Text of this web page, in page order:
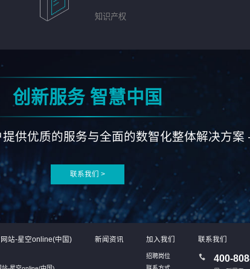
知识产权
创新服务 智慧中国
供优质的服务与全面的数智化整体解决方
联系我们 >
站-星空online(中国) 新闻资讯 加入我们
招聘岗位
联系我们
400-